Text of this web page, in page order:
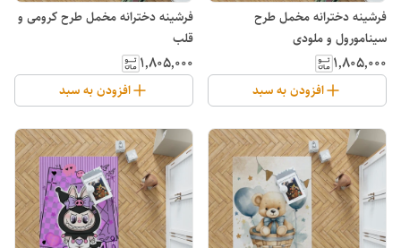
فرشینه دخترانه مخمل طرح
سینامورول و ملودی
۱٬۸۰۵٬۰۰۰
افزودن به سبد
فرشینه دخترانه مخمل طرح کرومی و
قلب
۱٬۸۰۵٬۰۰۰
افزودن به سبد